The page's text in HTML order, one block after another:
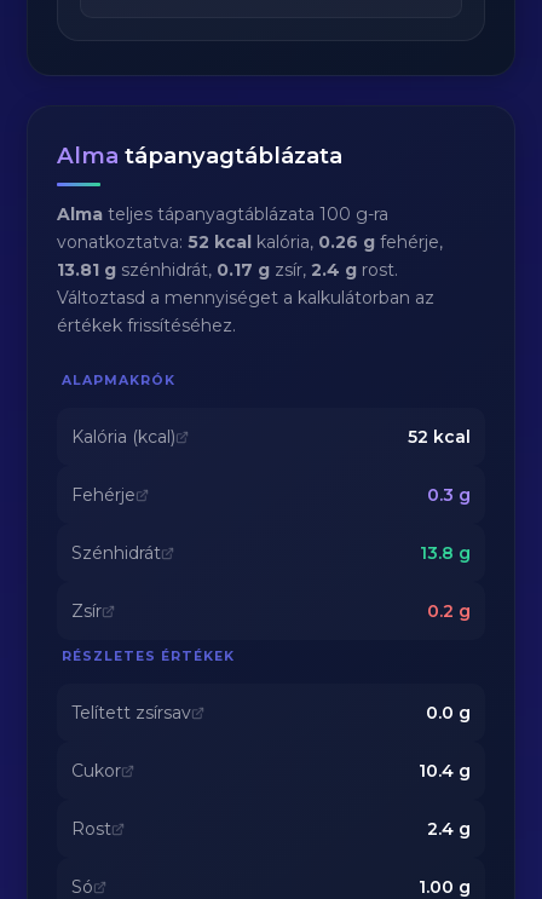
Alma tápanyagtáblázata
Alma teljes tápanyagtáblázata 100 g-ra
vonatkoztatva:52 kcal kalória, 0.26 g fehérje,
13.81 g szénhidrát, 0.17 g zsír,2.4 g rost.
Változtasd a mennyiséget a kalkulátorban az
értékek frissítéséhez.
ALAPMAKRÓK
Kalória (kcal) 52 kcal
Fehérje 0.3 g
Szénhidrát 13.8 g
Zsír 0.2 g
RÉSZLETES ÉRTÉKEK
Telített zsírsav 0.0 g
Cukor 10.4g
Rost 2.4g
Só 1.00 g